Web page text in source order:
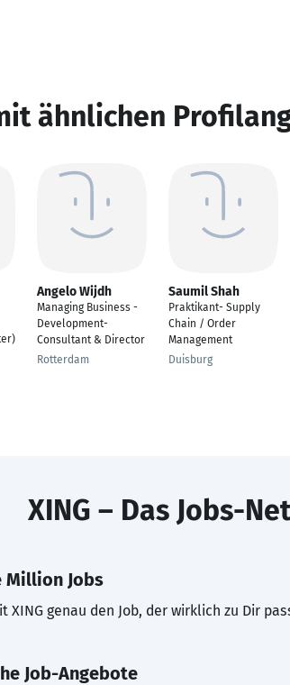
ähnlichen
Angelo Wijdh
Managing Business -
Development-
Consultant & Director
Rotterdam
Saumil Shah
Praktikant- Supply
Chain / Order
Management
Duisburg
XING – Das Jobs-
Million Jobs
XING genau den Job, der wirklich zu Dir
Job-Angebote